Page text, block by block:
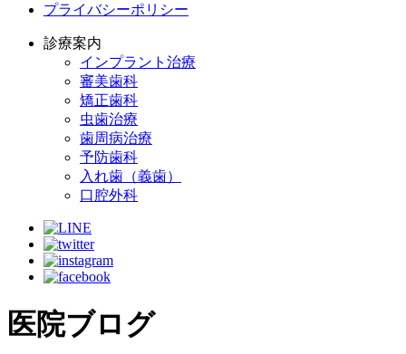
プライバシーポリシー
診療案内
インプラント治療
審美歯科
矯正歯科
虫歯治療
歯周病治療
予防歯科
入れ歯（義歯）
口腔外科
医院ブログ